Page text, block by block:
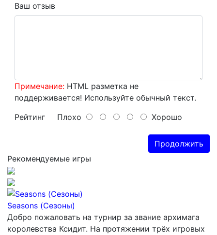
Ваш отзыв
Примечание: HTML разметка не
поддерживается! Используйте обычный текст.
Рейтинг Плохо Хорошо
Продолжить
Рекомендуемые игры
Seasons (Сезоны)
Добро пожаловать на турнир за звание архимага
королевства Ксидит. На протяжении трёх игровых